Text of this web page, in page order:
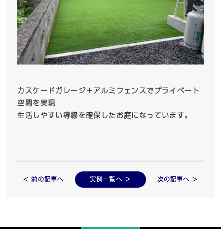
カスケードガレージ＋アルミフェンスでプライベート
空間を実現
生活しやすい導線を確保したお庭になっています。
< 前の記事へ 実例一覧へ ＞ 次の記事へ >